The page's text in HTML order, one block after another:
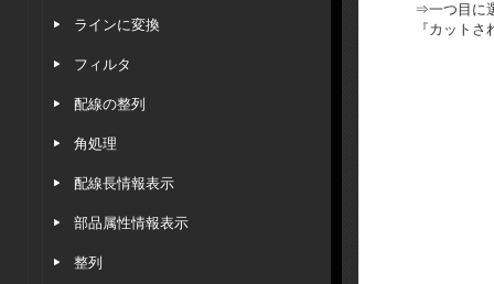
ラインに変換
フィルタ
配線の整列
角処理
配線長情報表示
部品属性情報表示
整列
⇒一つ目に
『カット